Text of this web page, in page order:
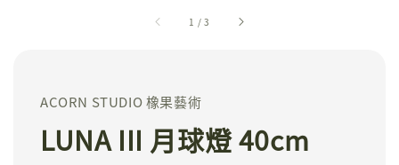
1 /3
ACORN STUDIO 橡果藝術
LUNA III 月球燈 40cm